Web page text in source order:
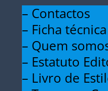
– Contactos
– Ficha técnica
– Quem
– Estatuto
– Livro de